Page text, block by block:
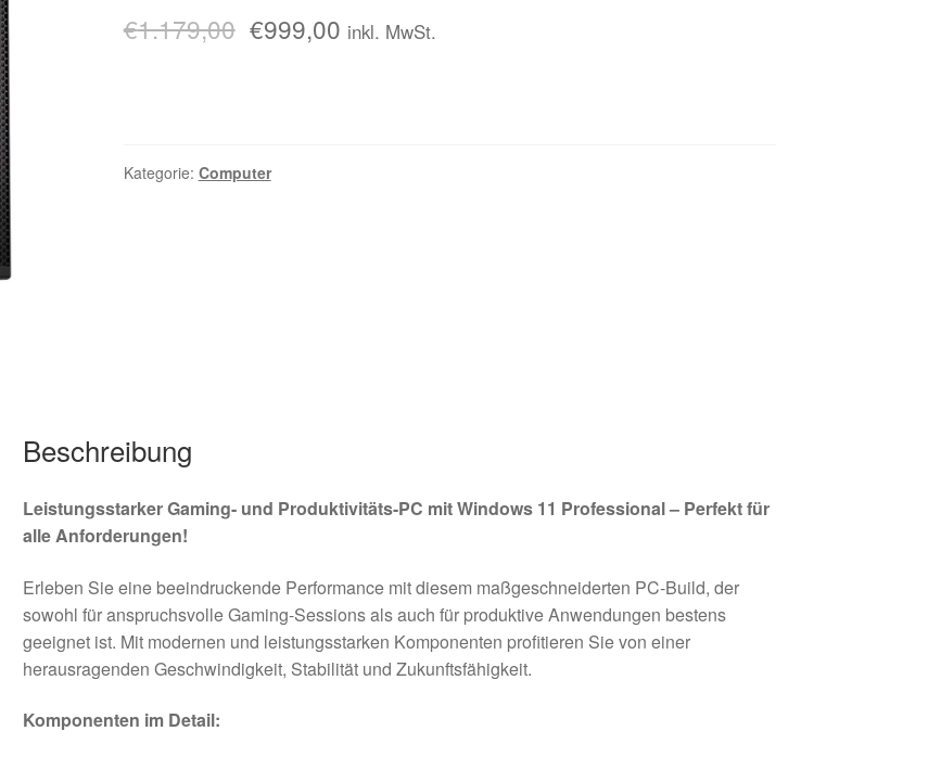
€1.179,00 €999,00 inkl. MwSt.
Kategorie: Computer
Beschreibung
Leistungsstarker Gaming- und Produktivitäts-PC mit Windows 11 Professional – Perfekt für
alle Anforderungen!
Erleben Sie eine beeindruckende Performance mit diesem maßgeschneiderten PC-Build, der
sowohl für anspruchsvolle Gaming-Sessions als auch für produktive Anwendungen bestens
geeignet ist. Mit modernen und leistungsstarken Komponenten profitieren Sie von einer
herausragenden Geschwindigkeit, Stabilität und Zukunftsfähigkeit.
Komponenten im Detail: